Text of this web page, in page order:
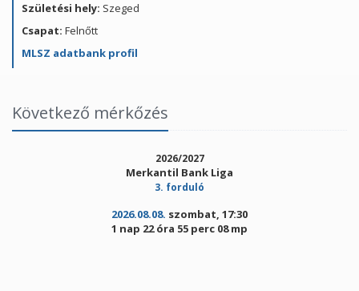
Születési hely: Szeged
Csapat: Felnőtt
MLSZ adatbank profil
Következő mérkőzés
2026/2027
Merkantil Bank Liga
3. forduló
2026.08.08. szombat, 17:30
1 nap 22 óra 55 perc 08 mp